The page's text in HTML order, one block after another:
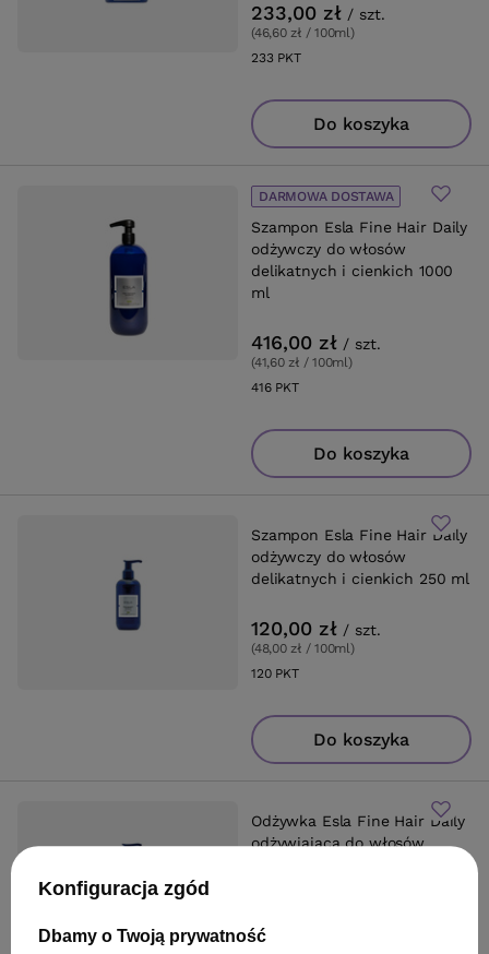
233,00 zł / szt.
(46,60 zł / 100ml)
233 PKTpunktów
Do koszyka
Szampon Esla Fine Hair Daily
odżywczy do włosów
delikatnych i cienkich 1000
ml
DARMOWA DOSTAWA
416,00 zł / szt.
(41,60 zł / 100ml)
416PKTpunktów
Do koszyka
Szampon Esla Fine Hair Daily
odżywczy do włosów
delikatnych i cienkich 250 ml
120,00 zł / szt.
(48,00 zł / 100ml)
120PKTpunktów
Do koszyka
Odżywka Esla Fine Hair Daily
odżywiająca do włosów
(52,00 zł / 100ml
Konfiguracja zgód
Dbamy o Twoją prywatność